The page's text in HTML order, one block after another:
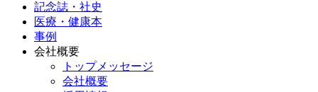
記念誌・社史
医療・健康本
事例
会社概要
トップメッセージ
会社概要